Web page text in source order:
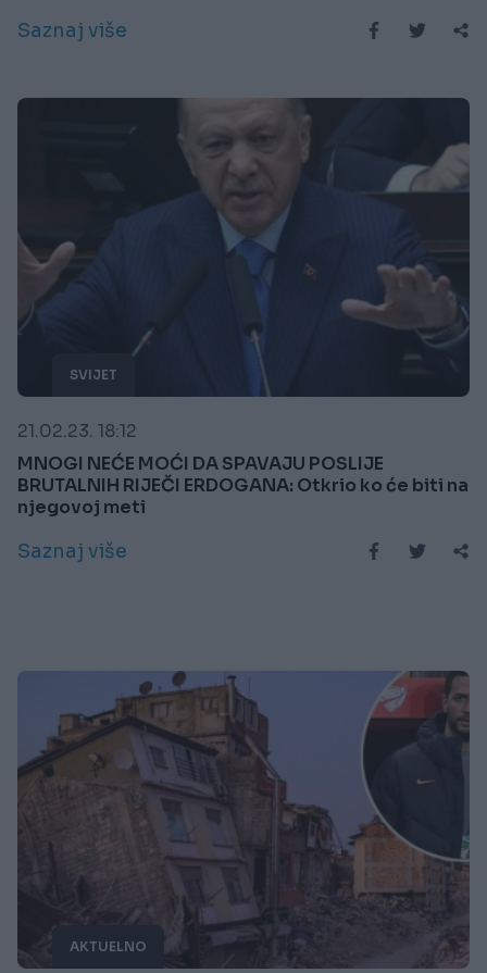
Saznaj više
SVIJET
21.02.23. 18:12
MNOGI NEĆE MOĆI DA SPAVAJU POSLIJE
BRUTALNIH RIJEČI ERDOGANA: Otkrio ko će biti na
njegovoj meti
Saznaj više
AKTUELNO